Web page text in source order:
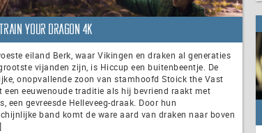
Your Dragon 4K
eiland Berk, waar Vikingen en draken al generaties
vijanden zijn, is Hiccup een buitenbeentje. De
onopvallende zoon van stamhoofd Stoick the Vast
een eeuwenoude traditie als hij bevriend raakt met
een gevreesde Helleveeg-draak. Door hun
band komt de ware aard van draken naar boven